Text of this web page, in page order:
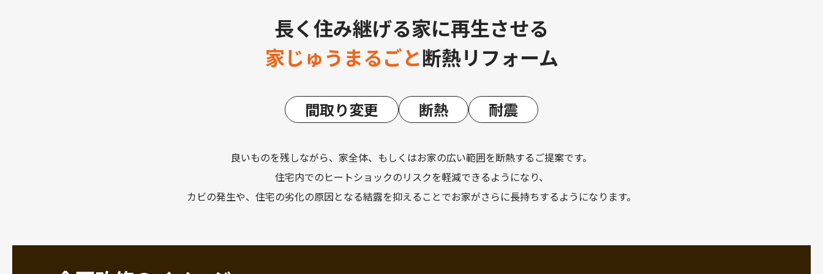
長く住み継げる家に再生させる
家じゅうまるごと断熱リフォーム
間取り変更 断熱 耐震
良いものを残しながら、家全体、もしくはお家の広い範囲を断熱するご提案です。
住宅内でのヒートショックのリスクを軽減できるようになり、
カビの発生や、住宅の劣化の原因となる結露を抑えることでお家がさらに長持ちするようになります。